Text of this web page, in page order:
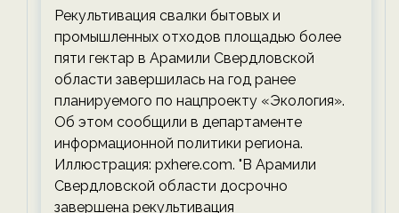
экологии на ECOportal
Рекультивация свалки бытовых и
промышленных отходов площадью более
пяти гектар в Арамили Свердловской
области завершилась на год ранее
планируемого по нацпроекту «Экология».
Об этом сообщили в департаменте
информационной политики региона.
Иллюстрация: pxhere.com. "В Арамили
Свердловской области досрочно
завершена рекультивация